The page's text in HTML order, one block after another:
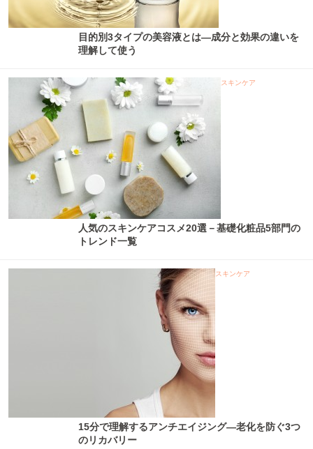
目的別3タイプの美容液とは―成分と効果の違いを
理解して使う
スキンケア
人気のスキンケアコスメ20選－基礎化粧品5部門の
トレンド一覧
スキンケア
15分で理解するアンチエイジング―老化を防ぐ3つ
のリカバリー